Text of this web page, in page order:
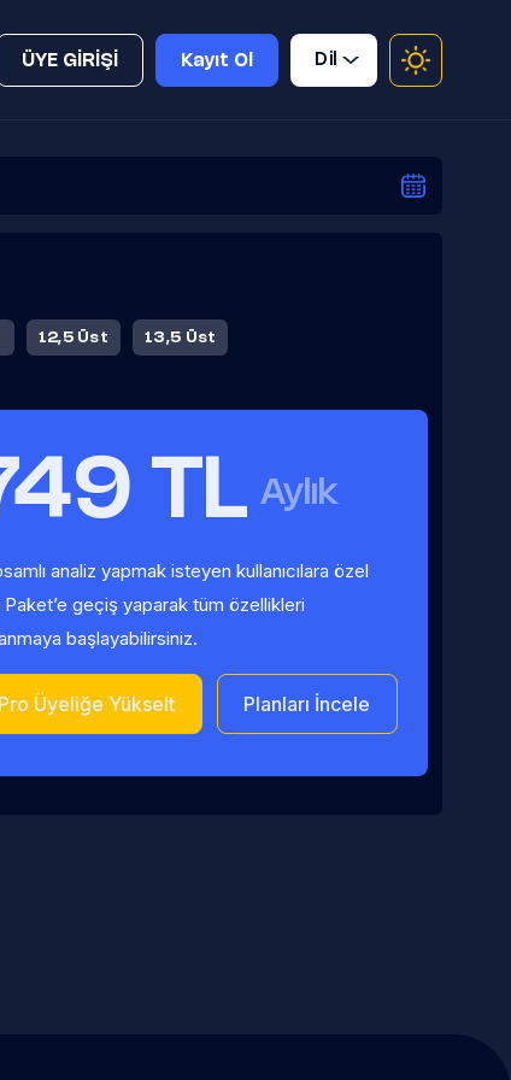
ÜYE GİRİŞİ Kayıt Ol Dil
12,5 Üst 13,5 Üst
TL Aylık
analiz yapmak isteyen kullanıcılara özel
Paket’e geçiş yaparak tüm özellikleri
başlayabilirsiniz.
Pro Üyeliğe Yükselt Planları İncele